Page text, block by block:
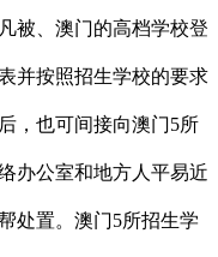
被、澳门的高档学校登
并按照招生学校的要求
，也可间接向澳门5所
办公室和地方人平易近
处置。澳门5所招生学